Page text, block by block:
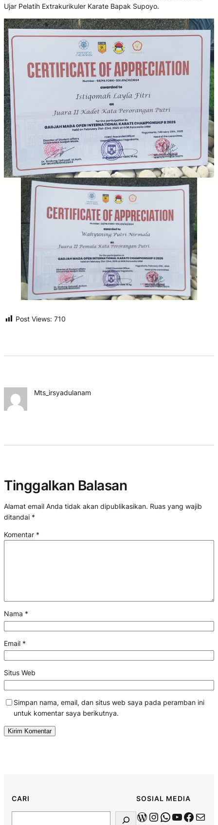
Ujar Pelatih Extrakurikuler Karate Bapak Supoyo.
Post Views: 710
Mts_irsyadulanam
Tinggalkan Balasan
Alamat email Anda tidak akan dipublikasikan. Ruas yang wajib
ditandai *
Komentar *
Nama *
Email *
Situs Web
Simpan nama, email, dan situs web saya pada peramban ini
untuk komentar saya berikutnya.
CARI SOSIAL MEDIA
WordPress
Instagram
WhatsApp
YouTube
Mail